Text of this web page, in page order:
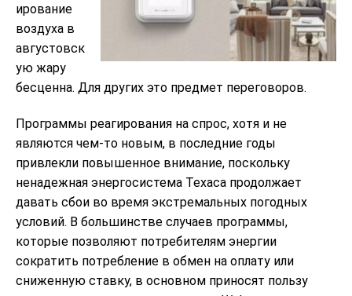
ирование
воздуха в
августовск
ую жару
бесценна. Для других это предмет переговоров.
Программы реагирования на спрос, хотя и не
являются чем-то новым, в последние годы
привлекли повышенное внимание, поскольку
ненадежная энергосистема Техаса продолжает
давать сбои во время экстремальных погодных
условий. В большинстве случаев программы,
которые позволяют потребителям энергии
сократить потребление в обмен на оплату или
сниженную ставку, в основном приносят пользу